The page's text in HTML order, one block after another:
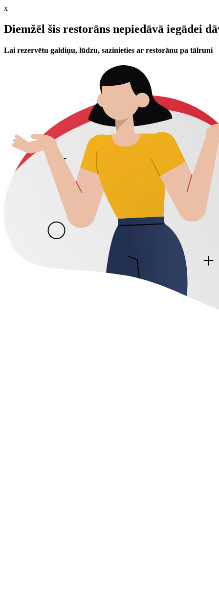
x
Diemžēl šis restorāns nepiedāvā iegādei
Lai rezervētu galdiņu, lūdzu, sazinieties ar restorānu pa tālruni